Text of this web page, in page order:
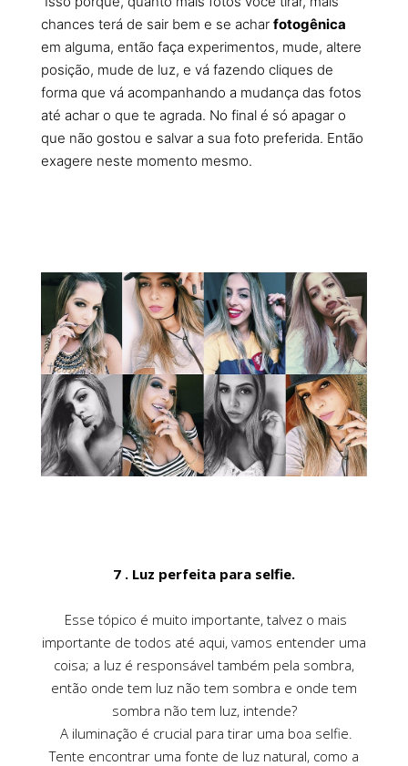
chances terá de sair bem e se achar fotogênica
em alguma, então faça experimentos, mude, altere
posição, mude de luz, e vá fazendo cliques de
forma que vá acompanhando a mudança das fotos
até achar o que te agrada. No final é só apagar o
que não gostou e salvar a sua foto preferida. Então
exagere neste momento mesmo.
7 . Luz perfeita para selfie.
Esse tópico é muito importante, talvez o mais
importante de todos até aqui, vamos entender uma
coisa; a luz é responsável também pela sombra,
então onde tem luz não tem sombra e onde tem
sombra não tem luz, intende?
A iluminação é crucial para tirar uma boa selfie.
Tente encontrar uma fonte de luz natural, como a